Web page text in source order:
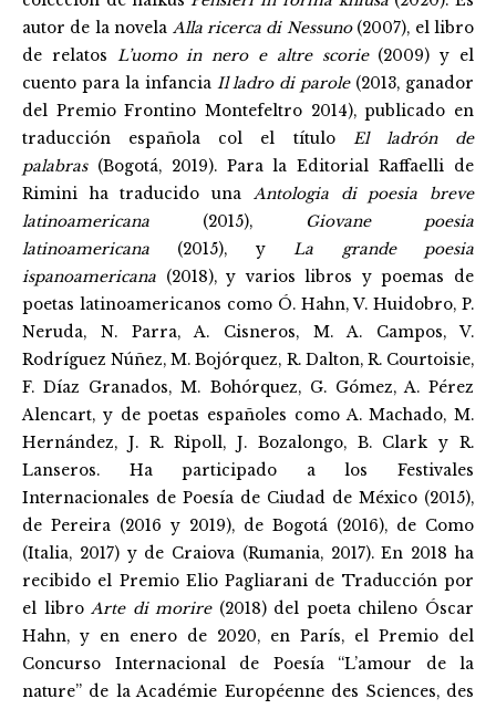
autor de la novela Alla ricerca di Nessuno (2007), el libro
de relatos L’uomo in nero e altre scorie(2009) y el
cuento para la infancia Il ladro di parole(2013, ganador
del Premio Frontino Montefeltro 2014), publicado en
traducción española col el título El ladrón de
palabras(Bogotá, 2019). Para la Editorial Raffaelli de
Rimini ha traducido una Antologia di poesia breve
latinoamericana (2015),
Giovane poesia
latinoamericana (2015), yLa grande poesia
ispanoamericana (2018), y varios libros y poemas de
poetas latinoamericanos como Ó. Hahn, V. Huidobro, P.
Neruda, N. Parra, A. Cisneros, M. A. Campos, V.
Rodríguez Núñez, M. Bojórquez, R. Dalton, R. Courtoisie,
F. Díaz Granados, M. Bohórquez, G. Gómez, A. Pérez
Alencart, y de poetas españoles como A. Machado, M.
Hernández, J. R. Ripoll, J. Bozalongo, B. Clark y R.
Lanseros. Ha participado a los Festivales
Internacionales de Poesía de Ciudad de México (2015),
de Pereira (2016 y 2019), de Bogotá (2016), de Como
(Italia, 2017) y de Craiova (Rumania, 2017). En 2018 ha
recibido el Premio Elio Pagliarani de Traducción por
el libroArte di morire(2018) del poeta chileno Óscar
Hahn, y en enero de 2020, en París, el Premio del
Concurso Internacional de Poesía “L’amour de la
nature” de la Académie Européenne des Sciences, des